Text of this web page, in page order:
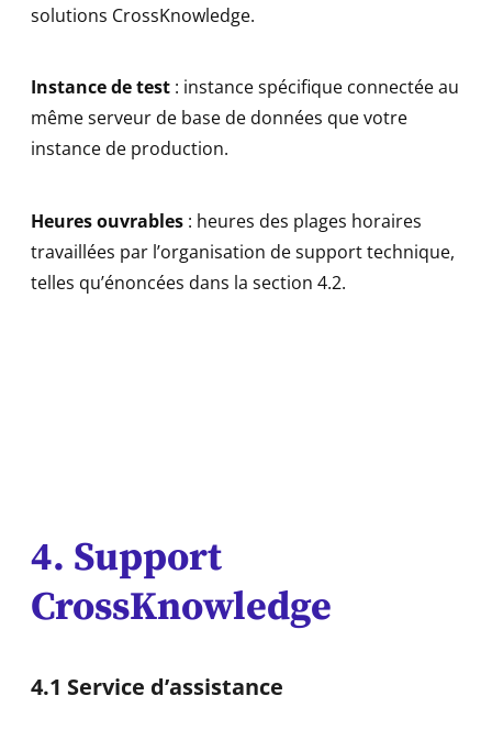
solutions CrossKnowledge.
Instance de test : instance spécifique connectée au
même serveur de base de données que votre
instance de production.
Heures ouvrables : heures des plages horaires
travaillées par l’organisation de support technique,
telles qu’énoncées dans la section 4.2.
4. Support
CrossKnowledge
4.1 Service d’assistance